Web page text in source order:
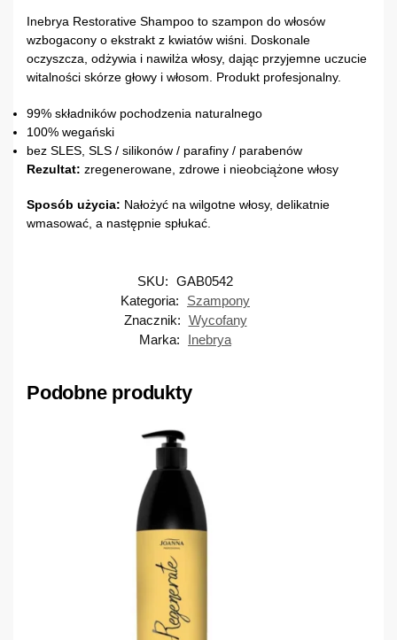
Inebrya Restorative Shampoo to szampon do włosów
wzbogacony o ekstrakt z kwiatów wiśni. Doskonale
oczyszcza, odżywia i nawilża włosy, dając przyjemne uczucie
witalności skórze głowy i włosom. Produkt profesjonalny.
99% składników pochodzenia naturalnego
100% wegański
bez SLES, SLS / silikonów / parafiny / parabenów
Rezultat: zregenerowane, zdrowe i nieobciążone włosy
Sposób użycia: Nałożyć na wilgotne włosy, delikatnie
wmasować, a następnie spłukać.
SKU: GAB0542
Kategoria:
Szampony
Znacznik: Wycofany
Marka:
Inebrya
Podobne produkty